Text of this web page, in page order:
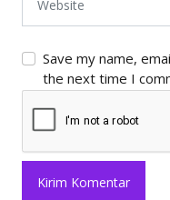
Save my name,
the next time I